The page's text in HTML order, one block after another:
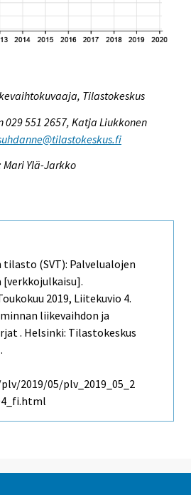
Tilastokeskus
551 2657, Katja Liukkonen
Ylä-Jarkko
(SVT): Palvelualojen
2019, Liitekuvio 4.
liikevaihdon ja
. Helsinki: Tilastokeskus
2019/05/plv_2019_05_2